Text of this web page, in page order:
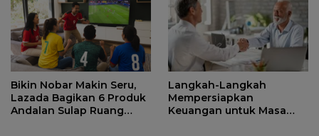
Bikin Nobar Makin Seru,
Lazada Bagikan 6 Produk
Andalan Sulap Ruang
Langkah-Langkah
Mempersiapkan
Keuangan untuk Masa